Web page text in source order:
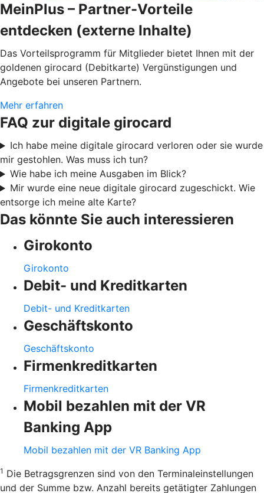
MeinPlus – Partner-Vorteile
entdecken (externe Inhalte)
Das Vorteilsprogramm für Mitglieder bietet Ihnen mit der
goldenen girocard (Debitkarte) Vergünstigungen und
Angebote bei unseren Partnern.
Mehr erfahren
FAQ zur digitale girocard
Ich habe meine digitale girocard verloren oder sie wurde
mir gestohlen. Was muss ich tun?
Wie habe ich meine Ausgaben im Blick?
Mir wurde eine neue digitale girocard zugeschickt. Wie
entsorge ich meine alte Karte?
Das könnte Sie auch interessieren
Girokonto
Girokonto
Debit- und Kreditkarten
Debit- und Kreditkarten
Geschäftskonto
Geschäftskonto
Firmenkreditkarten
Firmenkreditkarten
Mobil bezahlen mit der VR
Banking App
Mobil bezahlen mit der VR Banking App
1 Die Betragsgrenzen sind von den Terminaleinstellungen
und der Summe bzw. Anzahl bereits getätigter Zahlungen